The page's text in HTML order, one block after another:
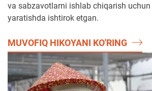
va sabzavotlarni ishlab chiqarish
yaratishda ishtirok etgan.
MUVOFIQ HIKOYANI KO'RING